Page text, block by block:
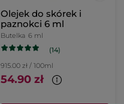
Olejek do skórek i
paznokci 6 ml
Butelka 6 ml
(14)
915.00 zł / 100ml
54.90 zł